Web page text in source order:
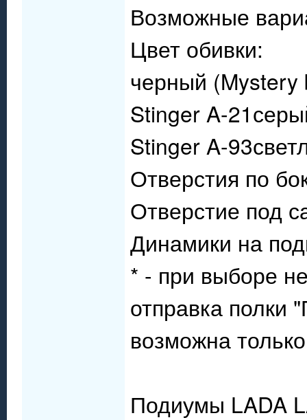
Возможные
Цвет обивки:
черный (Mystery
Stinger A-
Stinger A-
Отверстия по
Отверстие под
Динамики на
* - при выборе
отправка полки
возможна
Подиумы LADA